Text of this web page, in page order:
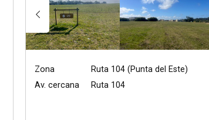
Zona
Ruta 104 (Punta del Este)
Av. cercana
Ruta 104